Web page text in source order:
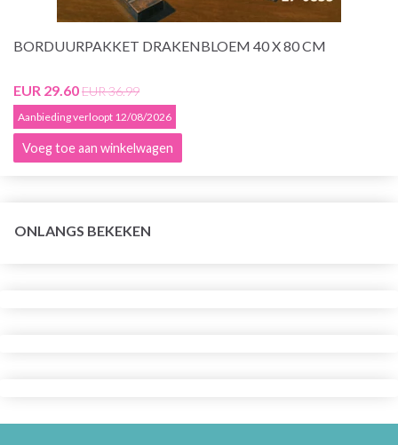
BORDUURPAKKET DRAKENBLOEM 40 X 80 CM
EUR 29.60EUR 36.99
Aanbieding verloopt 12/08/2026
Voeg toe aan winkelwagen
ONLANGS BEKEKEN